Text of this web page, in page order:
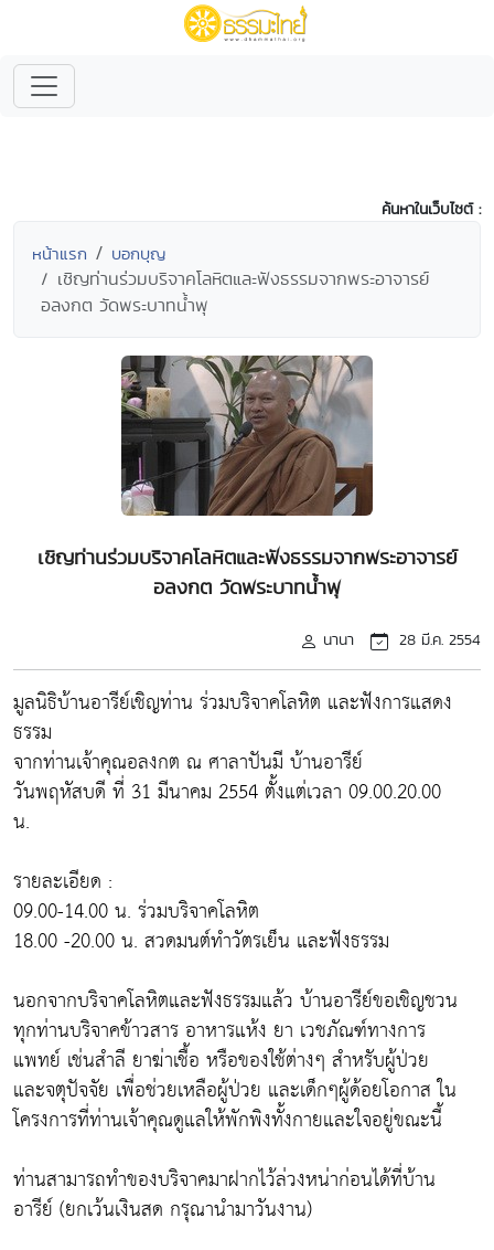
ค้นหาในเว็บไซต์ :
หน้าแรก บอกบุญ
เชิญท่านร่วมบริจาคโลหิตและฟังธรรมจากพระอาจารย์
อลงกต วัดพระบาทน้ำพุ
เชิญท่านร่วมบริจาคโลหิตและฟังธรรมจากพระอาจารย์
อลงกต วัดพระบาทน้ำพุ
นานา 28 มี.ค. 2554
มูลนิธิบ้านอารีย์เชิญท่าน ร่วมบริจาคโลหิต และฟังการแสดง
ธรรม
จากท่านเจ้าคุณอลงกต ณ ศาลาปันมี บ้านอารีย์
วันพฤหัสบดี ที่ 31 มีนาคม 2554 ตั้งแต่เวลา 09.00.20.00
น.
รายละเอียด :
09.00-14.00 น. ร่วมบริจาคโลหิต
18.00 -20.00 น. สวดมนต์ทำวัตรเย็น และฟังธรรม
นอกจากบริจาคโลหิตและฟังธรรมแล้ว บ้านอารีย์ขอเชิญชวน
ทุกท่านบริจาคข้าวสาร อาหารแห้ง ยา เวชภัณฑ์ทางการ
แพทย์ เช่นสำลี ยาฆ่าเชื้อ หรือของใช้ต่างๆ สำหรับผู้ป่วย
และจตุปัจจัย เพื่อช่วยเหลือผู้ป่วย และเด็กๆผู้ด้อยโอกาส ใน
โครงการที่ท่านเจ้าคุณดูแลให้พักพิงทั้งกายและใจอยู่ขณะนี้
ท่านสามารถทำของบริจาคมาฝากไว้ล่วงหน่าก่อนได้ที่บ้าน
อารีย์ (ยกเว้นเงินสด กรุณานำมาวันงาน)